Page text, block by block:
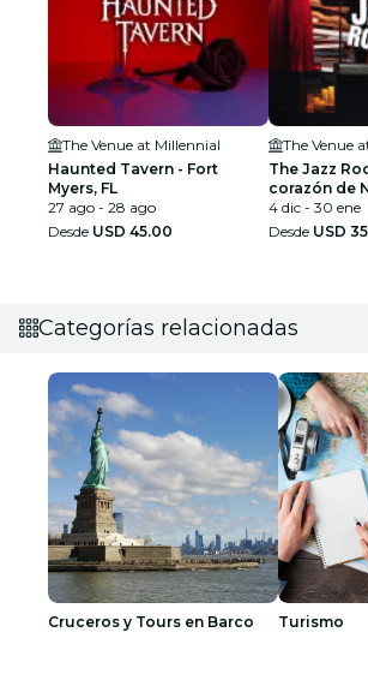
The Venue at Millennial
Haunted Tavern - Fort
Myers, FL
27 ago - 28 ago
Desde USD 45.00
The Venue
The Jazz
corazón de
4 dic - 30 ene
Desde USD
Categorías relacionadas
Cruceros y Tours en Barco Turismo